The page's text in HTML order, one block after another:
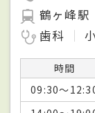
鶴ヶ峰駅
歯科
時間
09:30～